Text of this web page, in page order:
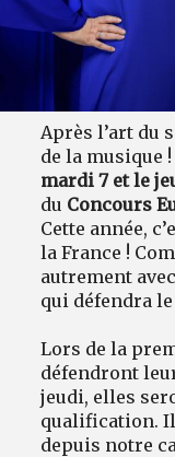
Après l’art du
de la musique
mardi 7 et le
du Concours
Cette année,
la France !
autrement
qui défendra
Lors de la
défendront
jeudi, elles
qualification.
depuis notre